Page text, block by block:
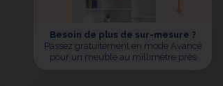
Besoin de plus de sur-mesure ?
Passez gratuitement en mode Avancé
pour un meuble au millimètre près